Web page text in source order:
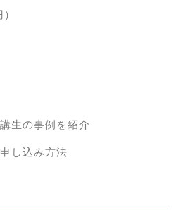
生の事例を紹介
し込み方法